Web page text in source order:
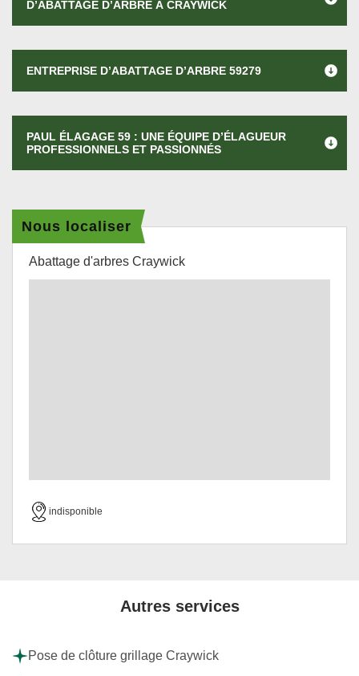
D’ABATTAGE D’ARBRE À CRAYWICK
ENTREPRISE D’ABATTAGE D’ARBRE 59279
PAUL ÉLAGAGE 59 : UNE ÉQUIPE D’ÉLAGUEUR
PROFESSIONNELS ET PASSIONNÉS
Nous localiser
Abattage d'arbres Craywick
indisponible
Autres services
Pose de clôture grillage Craywick